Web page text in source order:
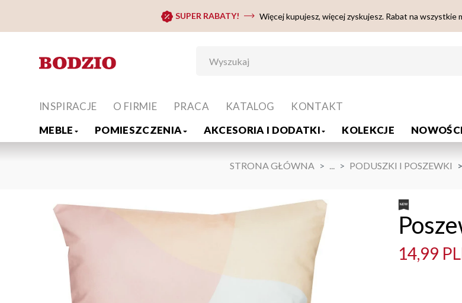
SUPER RABATY! Więcej kupujesz, więcej zyskujesz. Rabat na wszystkie
MEBLE POMIESZCZENIA AKCESORIA I DODATKI KOLEKCJE NOWOŚCI
INSPIRACJE O FIRMIE PRACA KATALOG KONTAKT
STRONA GŁÓWNA ... PODUSZKI I POSZEWKI
14,99